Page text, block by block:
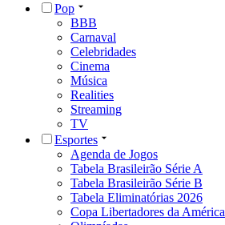
Pop
BBB
Carnaval
Celebridades
Cinema
Música
Realities
Streaming
TV
Esportes
Agenda de Jogos
Tabela Brasileirão Série A
Tabela Brasileirão Série B
Tabela Eliminatórias 2026
Copa Libertadores da América